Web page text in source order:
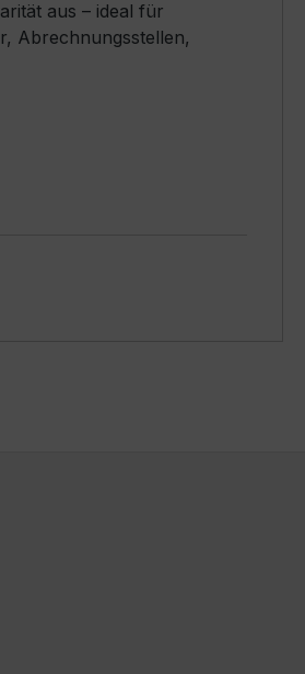
aus – ideal für
Abrechnungsstellen,